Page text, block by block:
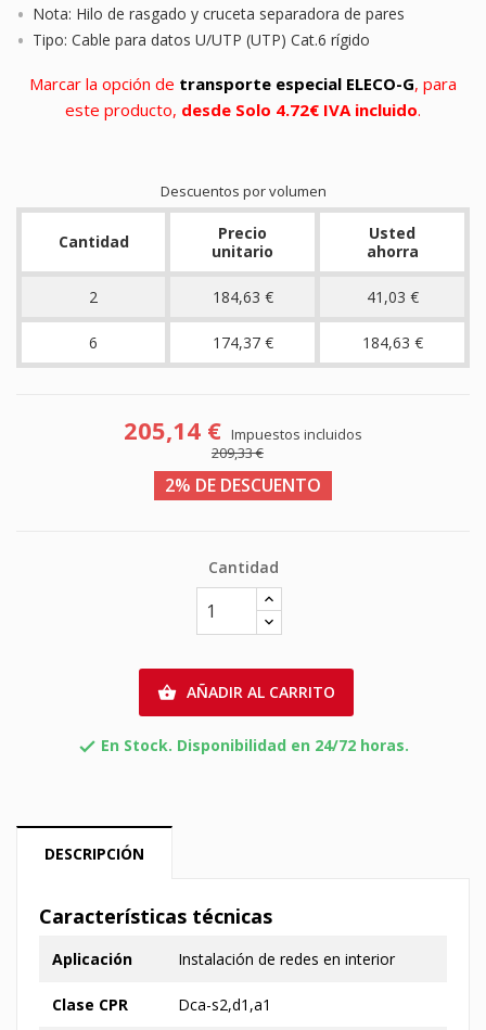
Nota: Hilo de rasgado y cruceta separadora de pares
Tipo: Cable para datos U/UTP (UTP) Cat.6 rígido
Marcar la opción de transporte especial ELECO-G, para
este producto, desde Solo 4.72€ IVA incluido.
Descuentos por volumen
Cantidad
Precio
unitario
Usted
ahorra
2 184,63 € 41,03 €
6 174,37 € 184,63 €
205,14 € Impuestos incluidos
209,33 €
2% DE DESCUENTO
Cantidad
 AÑADIR AL CARRITO
 En Stock. Disponibilidad en 24/72 horas.
DESCRIPCIÓN
Características técnicas
Aplicación Instalación de redes en interior
Clase CPR Dca-s2,d1,a1